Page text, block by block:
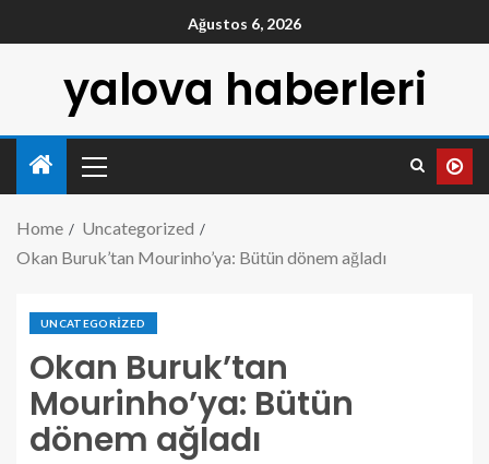
Ağustos 6, 2026
yalova haberleri
Home
Uncategorized
Okan Buruk’tan Mourinho’ya: Bütün dönem ağladı
UNCATEGORIZED
Okan Buruk’tan
Mourinho’ya: Bütün
dönem ağladı